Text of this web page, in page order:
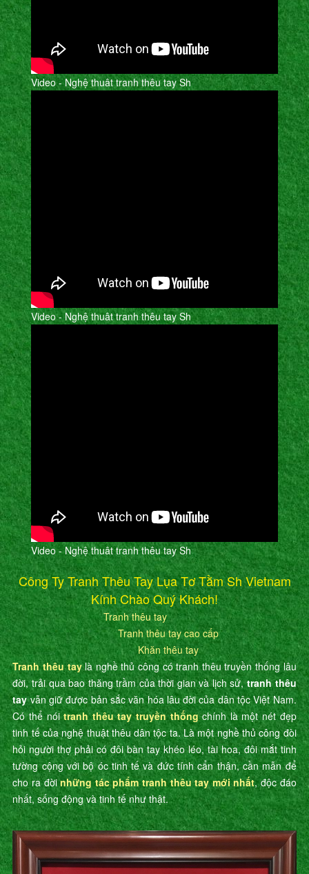
Video - Nghệ thuât tranh thêu tay Sh
Video - Nghệ thuât tranh thêu tay Sh
Video - Nghệ thuât tranh thêu tay Sh
Công Ty Tranh Thêu Tay Lụa Tơ Tằm Sh Vietnam
Kính Chào Quý Khách!
Tranh thêu tay
Tranh thêu tay cao cấp
Khăn thêu tay
Tranh thêu taylà nghề thủ công có tranh thêu truyền thống lâu
đời, trải qua bao thăng trầm của thời gian và lịch sử,tranh thêu
tayvẫn giữ được bản sắc văn hóa lâu đời của dân tộc Việt Nam.
Có thể nóitranh thêu tay truyền thốngchính là một nét đẹp
tinh tế của nghệ thuật thêu dân tộc ta. Là một nghề thủ công đòi
hỏi người thợ phải có đôi bàn tay khéo léo, tài hoa, đôi mắt tinh
tường cộng với bộ óc tinh tế và đức tính cẩn thận, cần mẫn để
cho ra đờinhững tác phẩm tranh thêu tay mới nhất, độc đáo
nhất, sống động và tinh tế như thật.